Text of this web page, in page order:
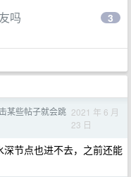
吗 3
某些帖子就会跳 2021 年 6 月
23 日
节点也进不去，之前还能